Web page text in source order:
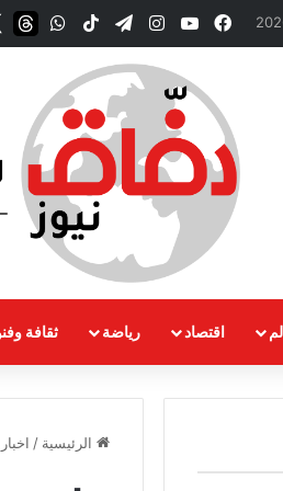
فيسبوك‫YouTubeانستقرام
تيلقرام ‫TikTok
اقتصاد رياضة ثقافة
الرئيسية /